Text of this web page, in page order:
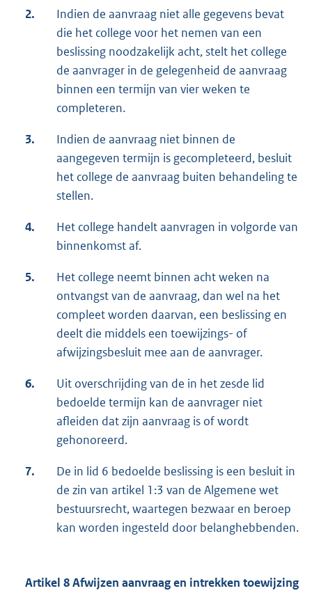
2.
Indien de aanvraag niet alle gegevens bevat
die het college voor het nemen van een
beslissing noodzakelijk acht, stelt het college
de aanvrager in de gelegenheid de aanvraag
binnen een termijn van vier weken te
completeren.
3.
Indien de aanvraag niet binnen de
aangegeven termijn is gecompleteerd, besluit
het college de aanvraag buiten behandeling te
stellen.
4.
Het college handelt aanvragen in volgorde van
binnenkomst af.
5.
Het college neemt binnen acht weken na
ontvangst van de aanvraag, dan wel na het
compleet worden daarvan, een beslissing en
deelt die middels een toewijzings- of
afwijzingsbesluit mee aan de aanvrager.
6.
Uit overschrijding van de in het zesde lid
bedoelde termijn kan de aanvrager niet
afleiden dat zijn aanvraag is of wordt
gehonoreerd.
7.
De in lid 6 bedoelde beslissing is een besluit in
de zin van artikel 1:3 van de Algemene wet
bestuursrecht, waartegen bezwaar en beroep
kan worden ingesteld door belanghebbenden.
Artikel 8 Afwijzen aanvraag en intrekken toewijzing